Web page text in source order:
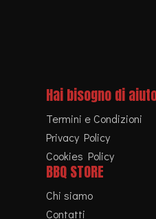
Hai bisogno di aiuto?
Termini e Condizioni